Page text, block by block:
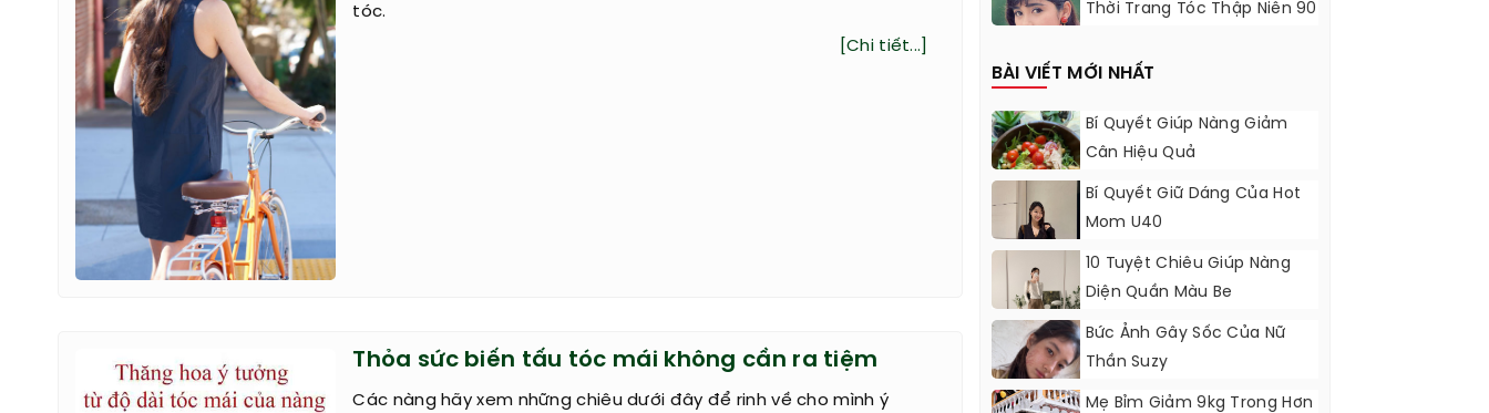
tóc.
[Chi tiết...]
Thỏa sức biến tấu tóc mái không cần ra tiệm
Các nàng hãy xem những chiêu dưới đây để rinh về cho mình ý
Thời Trang Tóc Thập Niên 90
BÀI VIẾT MỚI NHẤT
Bí Quyết Giúp Nàng Giảm
Cân Hiệu Quả
Bí Quyết Giữ Dáng Của Hot
Mom U40
10 Tuyệt Chiêu Giúp Nàng
Diện Quần Màu Be
Bức Ảnh Gây Sốc Của Nữ
Thần Suzy
Mẹ Bỉm Giảm 9kg Trong Hơn